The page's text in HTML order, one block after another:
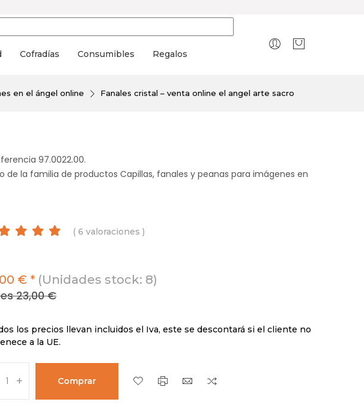
Cofradías Consumibles Regalos
en el ángel online Fanales cristal – venta online el angel arte sacro
97.0022.00.
la familia de productos Capillas, fanales y peanas para imágenes en
( 6 valoraciones )
€ * (Unidades stock: 8)
23,00 €
los precios llevan incluidos el Iva, este se descontará si el cliente no
a la UE.
+ Comprar